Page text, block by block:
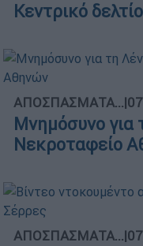
Κεντρικό
ΑΠΟΣΠΑΣΜΑΤΑ...|
Μνημόσυνο για
Νεκροταφείο
ΑΠΟΣΠΑΣΜΑΤΑ...|